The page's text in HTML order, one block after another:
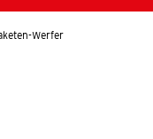
Werfer